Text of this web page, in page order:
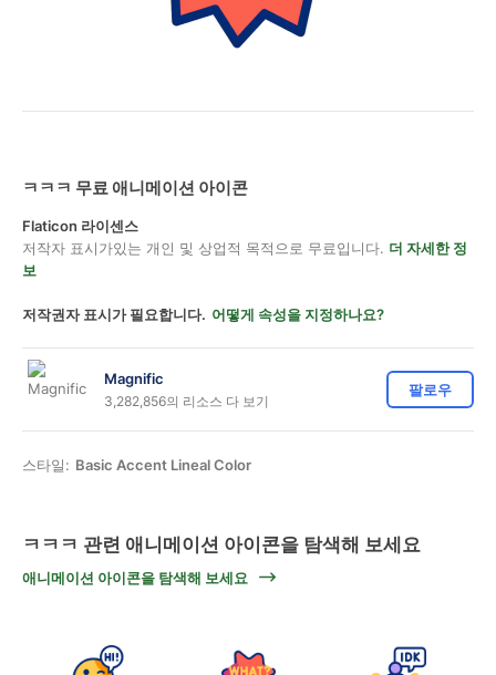
ㅋㅋㅋ 무료 애니메이션 아이콘
Flaticon 라이센스
저작자 표시가있는 개인 및 상업적 목적으로 무료입니다. 더 자세한 정
보
저작권자 표시가 필요합니다. 어떻게 속성을 지정하나요?
Magnific
3,282,856의 리소스 다 보기
팔로우
스타일: Basic Accent Lineal Color
ㅋㅋㅋ 관련 애니메이션 아이콘을 탐색해 보세요
애니메이션 아이콘을 탐색해 보세요